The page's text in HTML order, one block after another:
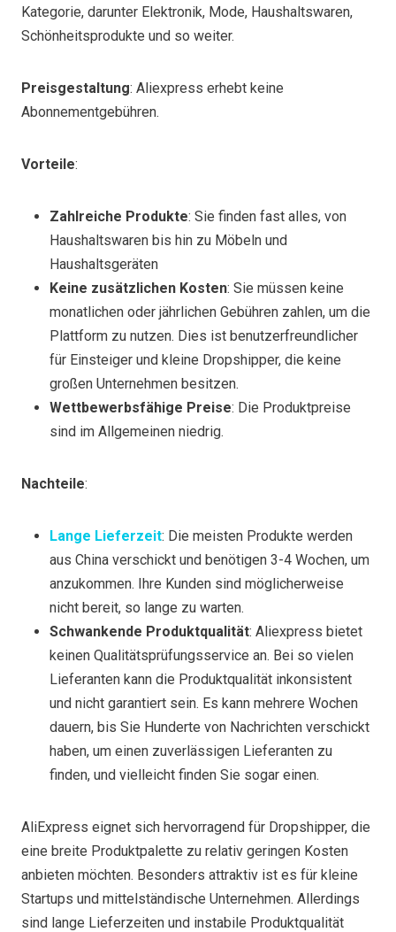
Kategorie, darunter Elektronik, Mode, Haushaltswaren,
Schönheitsprodukte und so weiter.
Preisgestaltung: Aliexpress erhebt keine
Abonnementgebühren.
Vorteile:
Zahlreiche Produkte: Sie finden fast alles, von
Haushaltswaren bis hin zu Möbeln und
Haushaltsgeräten
Keine zusätzlichen Kosten: Sie müssen keine
monatlichen oder jährlichen Gebühren zahlen, um die
Plattform zu nutzen. Dies ist benutzerfreundlicher
für Einsteiger und kleine Dropshipper, die keine
großen Unternehmen besitzen.
Wettbewerbsfähige Preise: Die Produktpreise
sind im Allgemeinen niedrig.
Nachteile:
Lange Lieferzeit: Die meisten Produkte werden
aus China verschickt und benötigen 3-4 Wochen, um
anzukommen. Ihre Kunden sind möglicherweise
nicht bereit, so lange zu warten.
Schwankende Produktqualität: Aliexpress bietet
keinen Qualitätsprüfungsservice an. Bei so vielen
Lieferanten kann die Produktqualität inkonsistent
und nicht garantiert sein. Es kann mehrere Wochen
dauern, bis Sie Hunderte von Nachrichten verschickt
haben, um einen zuverlässigen Lieferanten zu
finden, und vielleicht finden Sie sogar einen.
AliExpress eignet sich hervorragend für Dropshipper, die
eine breite Produktpalette zu relativ geringen Kosten
anbieten möchten. Besonders attraktiv ist es für kleine
Startups und mittelständische Unternehmen. Allerdings
sind lange Lieferzeiten und instabile Produktqualität